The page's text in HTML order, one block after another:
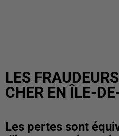
LES
CHER EN ÎLE-
Les pertes sont